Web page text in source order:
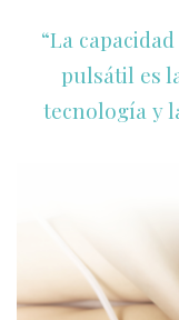
“La
pulsátil es
tecnología y